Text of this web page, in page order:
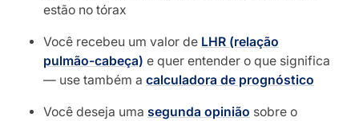
estão no tórax
Você recebeu um valor de LHR (relação
pulmão-cabeça) e quer entender o que significa
— use também a calculadora de prognóstico
Você deseja uma segunda opinião sobre o